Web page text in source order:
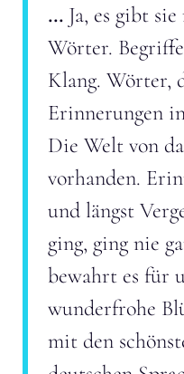
... Ja, es gibt
Wörter.
Klang. Wörter,
Erinnerungen
Die Welt von
vorhanden.
und längst
ging, ging nie
bewahrt es für
wunderfrohe
mit den